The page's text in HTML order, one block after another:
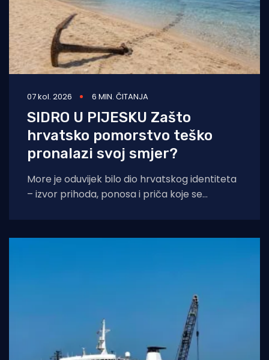
07 kol. 2026 6 MIN. ČITANJA
SIDRO U PIJESKU Zašto
hrvatsko pomorstvo teško
pronalazi svoj smjer?
More je oduvijek bilo dio hrvatskog identiteta
– izvor prihoda, ponosa i priča koje se